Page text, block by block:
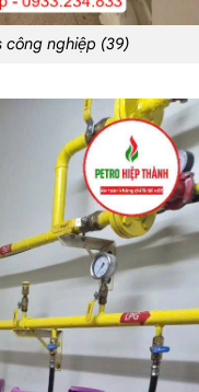
công nghiệp (39)